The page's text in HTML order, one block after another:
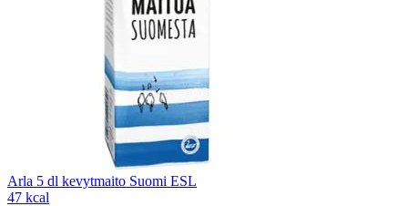
Arla 5 dl kevytmaito Suomi ESL
47 kcal